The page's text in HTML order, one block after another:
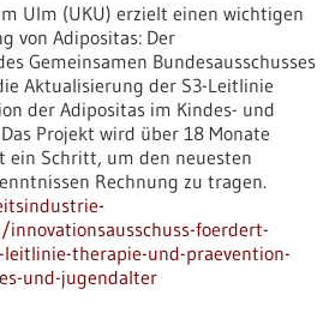
Ulm (UKU) erzielt einen wichtigen
von Adipositas: Der
Gemeinsamen Bundesausschusses
Aktualisierung der S3-​Leitlinie
der Adipositas im Kindes-​ und
Projekt wird über 18 Monate
Schritt, um den neuesten
Rechnung zu tragen.
foerdert-
therapie-und-praevention-
und-jugendalter